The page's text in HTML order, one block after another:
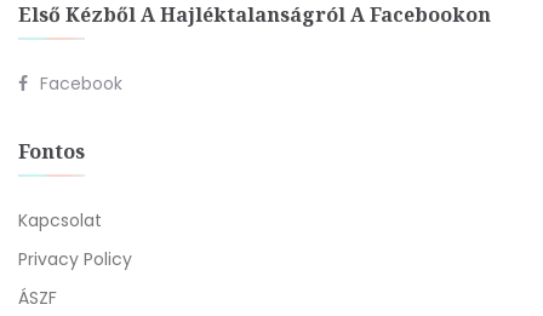
Első Kézből A Hajléktalanságról A Facebookon
Facebook
Fontos
Kapcsolat
Privacy Policy
ÁSZF